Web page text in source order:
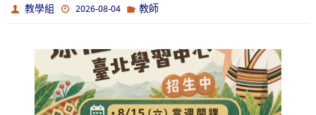
教學組 2026-08-04 教師